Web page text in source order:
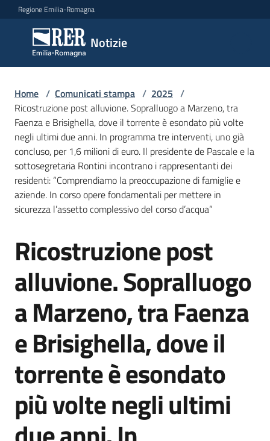
Vai al contenuto
Vai alla navigazione
Vai al footer
Regione Emilia-Romagna
Notizie
Notizie
Comunicati
stampa
Menu selezionato
Cerca
un
comunicato
Risorse
Agenzia
di
informazione
e
comunicazione
su
Home / Comunicati stampa / 2025 /
Ricostruzione post alluvione. Sopralluogo a Marzeno, tra
Faenza e Brisighella, dove il torrente è esondato più volte
negli ultimi due anni. In programma tre interventi, uno già
concluso, per 1,6 milioni di euro. Il presidente de Pascale e la
sottosegretaria Rontini incontrano i rappresentanti dei
residenti: “Comprendiamo la preoccupazione di famiglie e
aziende. In corso opere fondamentali per mettere in
sicurezza l’assetto complessivo del corso d’acqua”
Salta al contenuto
Ricostruzione post
alluvione. Sopralluogo
a Marzeno, tra Faenza
e Brisighella, dove il
torrente è esondato
più volte negli ultimi